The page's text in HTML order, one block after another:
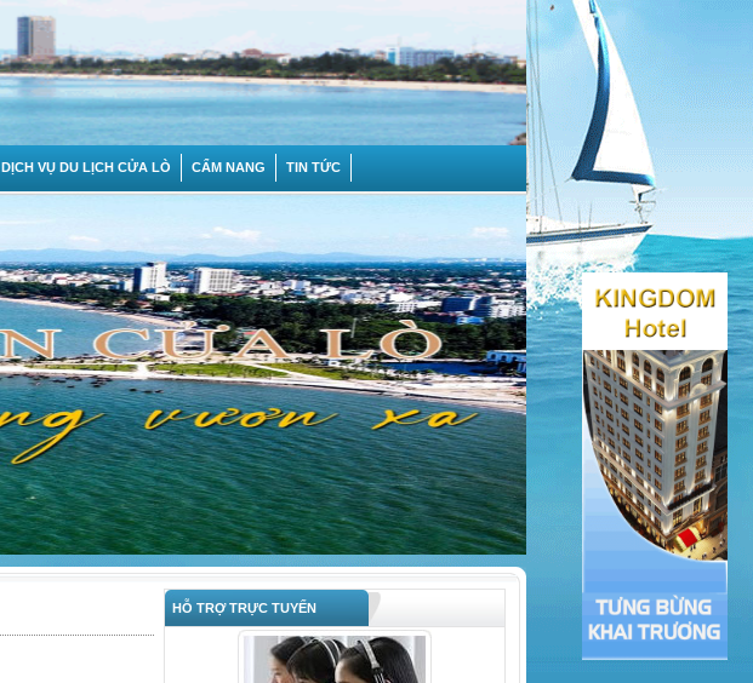
DỊCH VỤ DU LỊCH CỬA LÒ CẨM NANG TIN TỨC
HỖ TRỢ TRỰC TUYẾN